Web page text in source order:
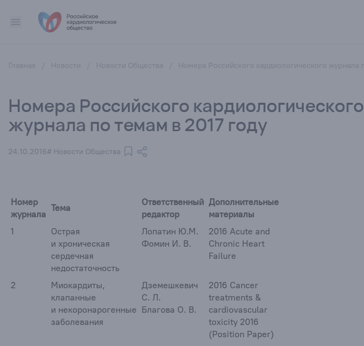
Номера Российского кардиологического
журнала по темам в 2017 году
24.10.2016# Новости Общества
Номер
журнала
Тема
Ответственный
редактор
Дополнительные
материалы
1
Острая
и хроническая
сердечная
недостаточность
Лопатин Ю.М.
Фомин И. В.
2016 Acute and
Chronic Heart
Failure
2
Миокардиты,
клапанные
и некоронарогенные
заболевания
Дземешкевич
С. Л.
Благова О. В.
2016 Cancer
treatments &
cardiovascular
toxicity 2016
(Position Paper)